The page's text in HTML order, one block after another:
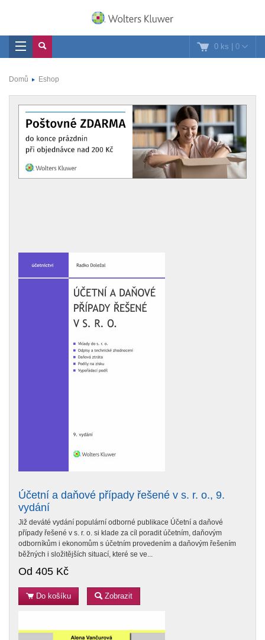
0 ks | 0
Domů Eshop
Účetní a daňové případy řešené v s. r. o., 9.
vydání
Již deváté vydání populární odborné publikace Účetní a daňové
případy řešené v s. r. o. si klade za cíl poradit účetním, daňovým
odborníkům i ekonomům s účetním provedením a daňovým řešením
běžných i složitějších situací, které se ve...
Od 405 Kč
Do košíku Zobrazit